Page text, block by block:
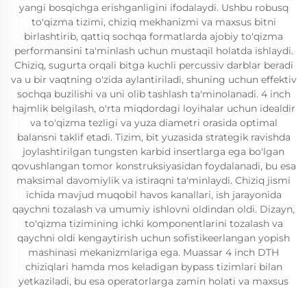
yangi bosqichga erishganligini ifodalaydi. Ushbu robusq
to'qizma tizimi, chiziq mekhanizmi va maxsus bitni
birlashtirib, qattiq sochqa formatlarda ajobiy to'qizma
performansini ta'minlash uchun mustaqil holatda ishlaydi.
Chiziq, sugurta orqali bitga kuchli percussiv darblar beradi
va u bir vaqtning o'zida aylantiriladi, shuning uchun effektiv
sochqa buzilishi va uni olib tashlash ta'minolanadi. 4 inch
hajmlik belgilash, o'rta miqdordagi loyihalar uchun idealdir
va to'qizma tezligi va yuza diametri orasida optimal
balansni taklif etadi. Tizim, bit yuzasida strategik ravishda
joylashtirilgan tungsten karbid insertlarga ega bo'lgan
qovushlangan tomor konstruksiyasidan foydalanadi, bu esa
maksimal davomiylik va istiraqni ta'minlaydi. Chiziq jismi
ichida mavjud muqobil havos kanallari, ish jarayonida
qaychni tozalash va umumiy ishlovni oldindan oldi. Dizayn,
to'qizma tizimining ichki komponentlarini tozalash va
qaychni oldi kengaytirish uchun sofistikeerlangan yopish
mashinasi mekanizmlariga ega. Muassar 4 inch DTH
chiziqlari hamda mos keladigan bypass tizimlari bilan
yetkaziladi, bu esa operatorlarga zamin holati va maxsus